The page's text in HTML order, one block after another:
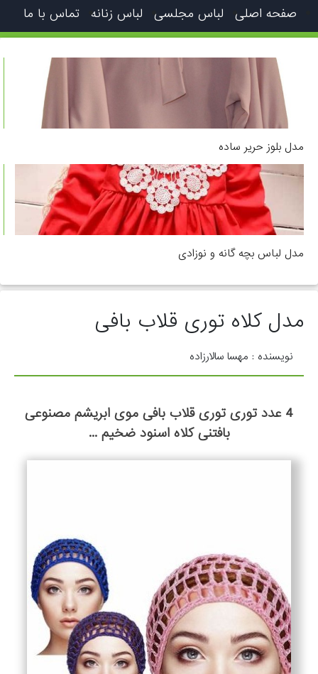
صفحه اصلی لباس مجلسی لباس زنانه تماس با ما
مدل بلوز حریر ساده
مدل لباس بچه گانه و نوزادی
مدل کلاه توری قلاب بافی
نویسنده : مهسا سالارزاده
4 عدد توری توری قلاب بافی موی ابریشم مصنوعی
بافتنی کلاه اسنود ضخیم ...